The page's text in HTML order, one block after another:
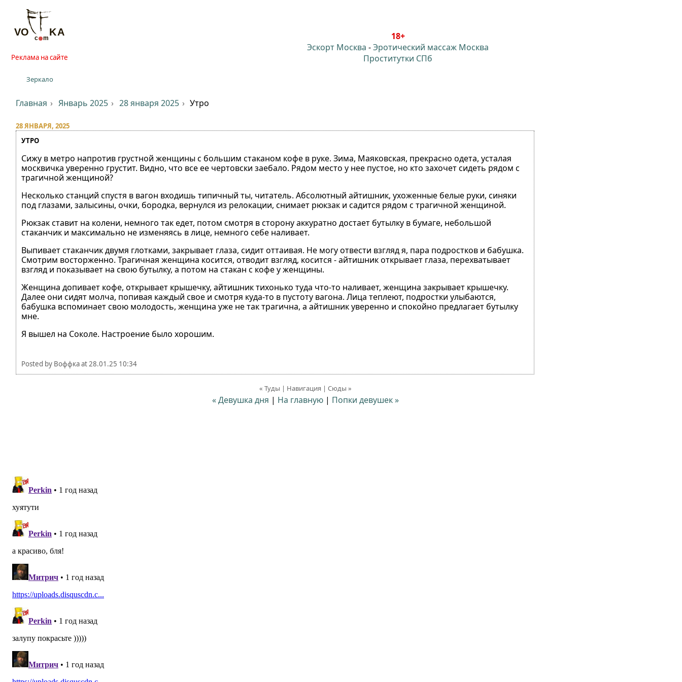
Реклама на сайте
Зеркало
18+
Эскорт Москва -Эротический массаж Москва
Проститутки СПб
Главная Январь 2025 28 января 2025 Утро
28 ЯНВАРЯ, 2025
УТРО
Сижу в метро напротив грустной женщины с большим стаканом кофе в руке. Зима, Маяковская, прекрасно одета, усталая
москвичка уверенно грустит. Видно, что все ее чертовски заебало. Рядом место у нее пустое, но кто захочет сидеть рядом с
трагичной женщиной?
Несколько станций спустя в вагон входишь типичный ты, читатель. Абсолютный айтишник, ухоженные белые руки, синяки
под глазами, залысины, очки, бородка, вернулся из релокации, снимает рюкзак и садится рядом с трагичной женщиной.
Рюкзак ставит на колени, немного так едет, потом смотря в сторону аккуратно достает бутылку в бумаге, небольшой
стаканчик и максимально не изменяясь в лице, немного себе наливает.
Выпивает стаканчик двумя глотками, закрывает глаза, сидит оттаивая. Не могу отвести взгляд я, пара подростков и бабушка.
Смотрим восторженно. Трагичная женщина косится, отводит взгляд, косится - айтишник открывает глаза, перехватывает
взгляд и показывает на свою бутылку, а потом на стакан с кофе у женщины.
Женщина допивает кофе, открывает крышечку, айтишник тихонько туда что-то наливает, женщина закрывает крышечку.
Далее они сидят молча, попивая каждый свое и смотря куда-то в пустоту вагона. Лица теплеют, подростки улыбаются,
бабушка вспоминает свою молодость, женщина уже не так трагична, а айтишник уверенно и спокойно предлагает бутылку
мне.
Я вышел на Соколе. Настроение было хорошим.
Posted by Воффкаat28.01.25 10:34
« Туды | Навигация | Сюды »
« Девушка дня | На главную | Попки девушек »